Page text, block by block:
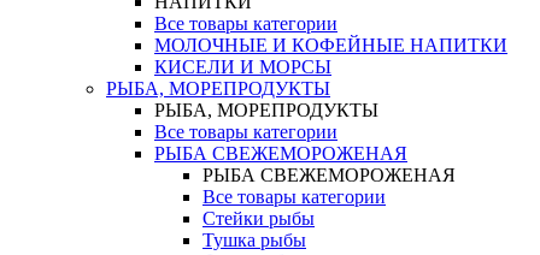
Все товары категории
МОЛОЧНЫЕ И КОФЕЙНЫЕ НАПИТКИ
КИСЕЛИ И МОРСЫ
РЫБА, МОРЕПРОДУКТЫ
РЫБА, МОРЕПРОДУКТЫ
Все товары категории
РЫБА СВЕЖЕМОРОЖЕНАЯ
РЫБА СВЕЖЕМОРОЖЕНАЯ
Все товары категории
Стейки рыбы
Тушка рыбы